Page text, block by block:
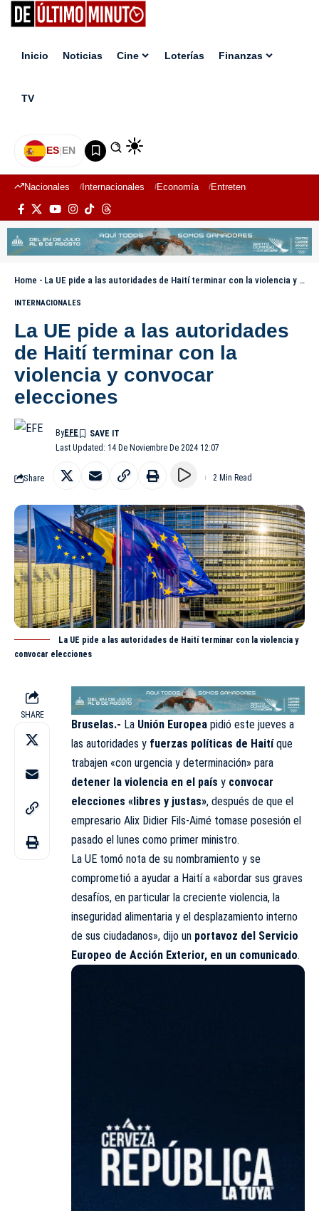
Inicio Noticias Cine Loterías Finanzas
TV
ES|EN
Nacionales Internacionales Economía Entretenimiento
Home - La UE pide a las autoridades de Haití terminar con la violencia y convocar elecciones
INTERNACIONALES
La UE pide a las autoridades
de Haití terminar con la
violencia y convocar
elecciones
Last Updated: 14 De Noviembre De 2024 12:07
ByEFE
Share 2 Min Read
La UE pide a las autoridades de Haití terminar con la violencia y
convocar elecciones
SHARE
Bruselas.- La Unión Europea pidió este jueves a
las autoridades y fuerzas políticas de Haitíque
trabajen «con urgencia y determinación» para
detener la violencia en el país y convocar
elecciones «libres y justas», después de que el
empresario Alix Didier Fils-Aimé tomase posesión el
pasado el lunes como primer ministro.
La UE tomó nota de su nombramiento y se
comprometió a ayudar a Haití a «abordar sus graves
desafíos, en particular la creciente violencia, la
inseguridad alimentaria y el desplazamiento interno
de sus ciudadanos», dijo un portavoz del Servicio
Europeo de Acción Exterior, en un comunicado.